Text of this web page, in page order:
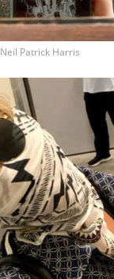
Neil Patrick Harris